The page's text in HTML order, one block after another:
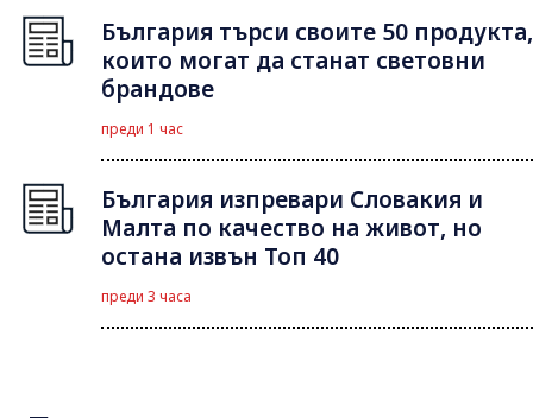
България търси своите 50 продукта,
които могат да станат световни
брандове
преди 1 час
България изпревари Словакия и
Малта по качество на живот, но
остана извън Топ 40
преди 3 часа